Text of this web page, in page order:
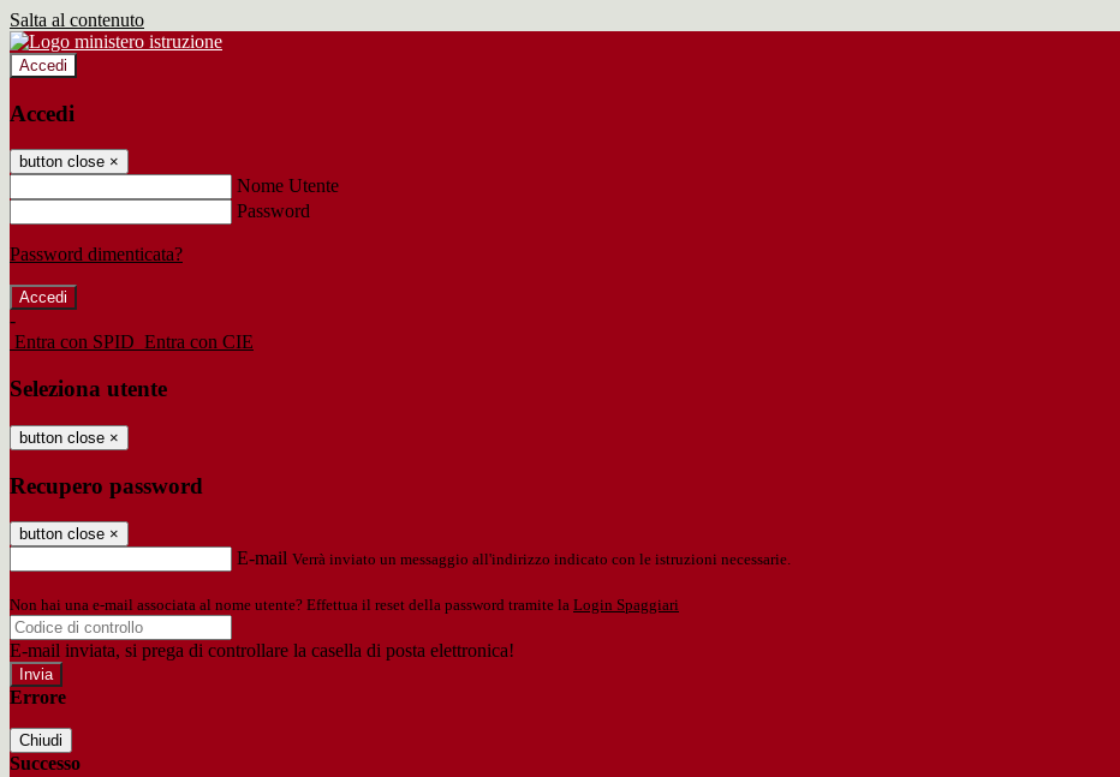
Salta al contenuto
Accedi
Accedi
button close ×
Nome Utente
Password
Password dimenticata?
-
Entra con SPID Entra con CIE
Seleziona utente
button close ×
Recupero password
button close ×
E-mail Verrà inviato un messaggio all'indirizzo indicato con le istruzioni necessarie.
Non hai una e-mail associata al nome utente? Effettua il reset della password tramite la Login Spaggiari
E-mail inviata, si prega di controllare la casella di posta elettronica!
Errore
Chiudi
Successo